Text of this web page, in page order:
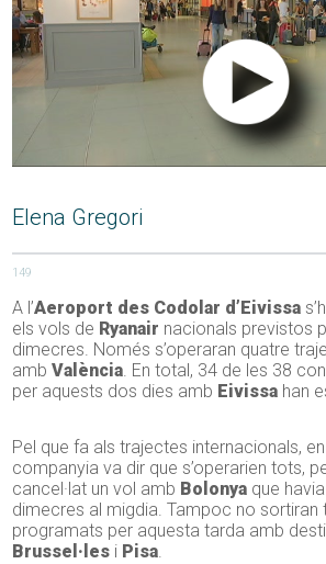
Elena Gregori
149
A l’Aeroport des Codolar d’Eivissa
els vols de Ryanair nacionals previstos
dimecres. Només s’operaran quatre
ambValència. En total, 34 de les 38
per aquests dos dies amb Eivissa han
Pel que fa als trajectes internacionals,
companyia va dir que s’operarien tots,
cancel·lat un vol amb Bolonya que
dimecres al migdia. Tampoc no sortiran
programats per aquesta tarda amb
Brussel·les i Pisa.